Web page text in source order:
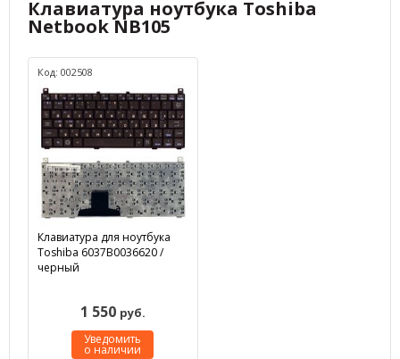
Клавиатура ноутбука Toshiba
Netbook NB105
Код: 002508
Клавиатура для ноутбука
Toshiba 6037B0036620 /
черный
1 550 руб.
Уведомить
о наличии